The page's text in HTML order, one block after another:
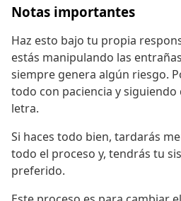
Notas importantes
Haz esto bajo tu propia
estás manipulando las
siempre genera algún riesgo.
todo con paciencia y siguiendo
letra.
Si haces todo bien, tardarás
todo el proceso y, tendrás tu
preferido.